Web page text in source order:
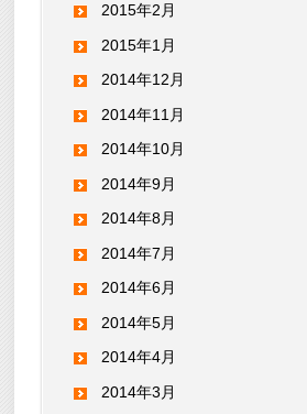
2015年2月
2015年1月
2014年12月
2014年11月
2014年10月
2014年9月
2014年8月
2014年7月
2014年6月
2014年5月
2014年4月
2014年3月